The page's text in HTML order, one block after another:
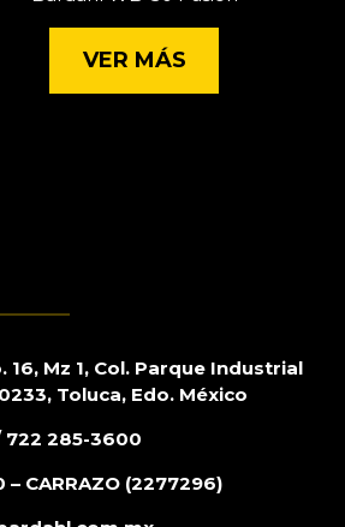
VER MÁS
16, Mz 1, Col. Parque Industrial
Toluca, Edo. México
722 285-3600
CARRAZO (2277296)